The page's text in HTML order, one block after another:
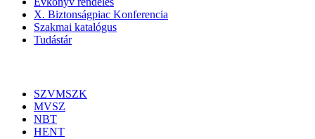
X. Biztonságpiac Konferencia
Szakmai katalógus
Tudástár
SZVMSZK
MVSZ
NBT
HENT